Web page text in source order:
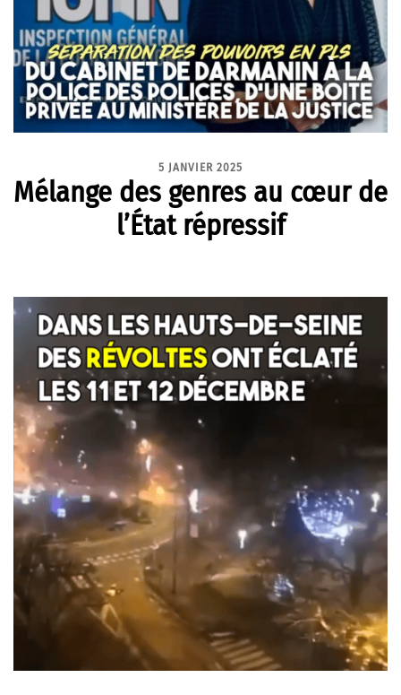
5 JANVIER 2025
Mélange des genres au cœur de
l’État répressif